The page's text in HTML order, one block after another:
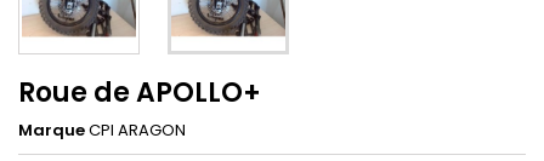
Roue de APOLLO+
MarqueCPI ARAGON